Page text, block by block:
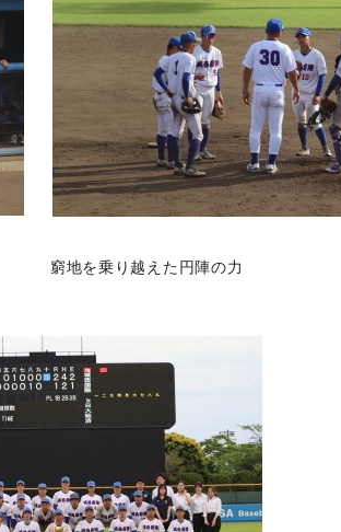
窮地を乗り越えた円陣の力